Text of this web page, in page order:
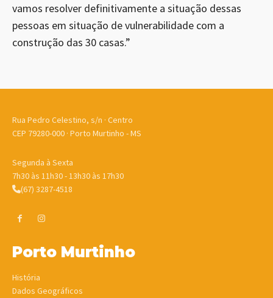
vamos resolver definitivamente a situação dessas
pessoas em situação de vulnerabilidade com a
construção das 30 casas.”
Rua Pedro Celestino, s/n · Centro
CEP 79280-000 · Porto Murtinho - MS
Segunda à Sexta
7h30 às 11h30 - 13h30 às 17h30
(67) 3287-4518
Porto Murtinho
História
Dados Geográficos